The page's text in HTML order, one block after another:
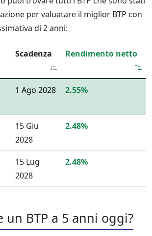
per valuatare il miglior BTP con
di 2 anni:
Scadenza Rendimento netto
1 Ago 2028 2.55%
15 Giu
2028
2.48%
15 Lug
2028
2.48%
un BTP a 5 anni oggi?